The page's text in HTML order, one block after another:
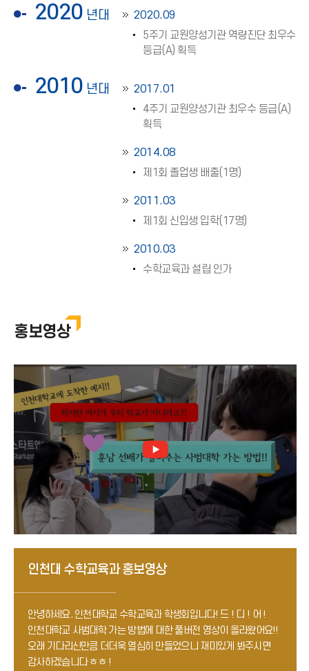
2020 년대
2020.09
5주기 교원양성기관 역량진단 최우수
등급(A) 획득
2010 년대
2017.01
4주기 교원양성기관 최우수 등급(A)
획득
2014.08
제1회 졸업생 배출(1명)
2011.03
제1회 신입생 입학(17명)
2010.03
수학교육과 설립 인가
홍보영상
인천대 수학교육과 홍보영상
안녕하세요. 인천대학교 수학교육과 학생회입니다! 드 ! 디 ! 어 !
인천대학교 사범대학 가는 방법에 대한 풀버전 영상이 올라왔어요!!
오래 기다리신만큼 더더욱 열심히 만들었으니 재미있게 봐주시면
감사하겠습니다 ㅎㅎ !